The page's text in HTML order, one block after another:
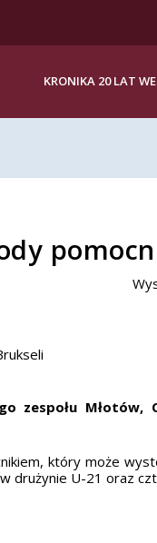
KRONIKA 20 LAT
zespołu
który może
drużynie U-21 oraz